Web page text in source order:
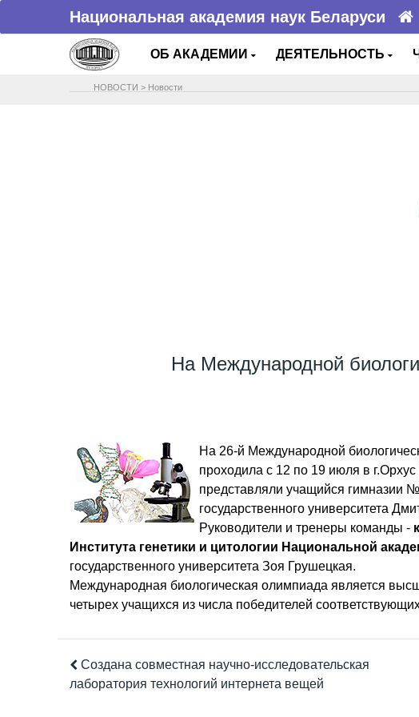
Национальная академия наук Беларуси
ОБ АКАДЕМИИ ДЕЯТЕЛЬНОСТЬ
НОВОСТИ > Новости
На Международной
На 26-й Международной
проходила с 12 по 19 июля в
представляли учащийся гимназии
государственного университета
Руководители и тренеры команды -
Института генетики и цитологии Национальной
государственного университета Зоя Грушецкая.
Международная биологическая олимпиада является
четырех учащихся из числа победителей
Создана совместная научно-исследовательская
лаборатория технологий интернета вещей